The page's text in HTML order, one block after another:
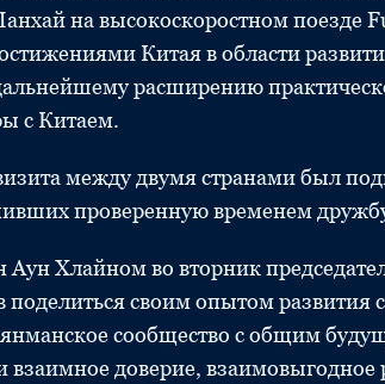
на высокоскоростном поезде
Китая в области
расширению
с Китаем.
между двумя странами был
проверенную временем
Аун Хлайном во вторник
поделиться своим опытом
сообщество с общим
взаимное доверие, взаимовыгодное